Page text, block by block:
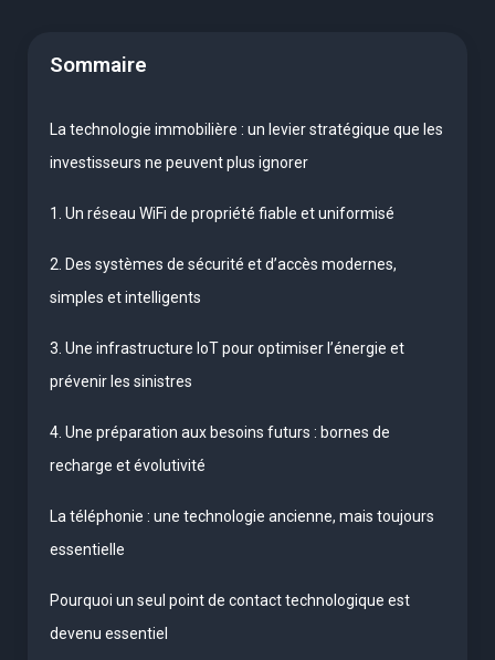
Sommaire
La technologie immobilière : un levier stratégique que les
investisseurs ne peuvent plus ignorer
1. Un réseau WiFi de propriété fiable et uniformisé
2. Des systèmes de sécurité et d’accès modernes,
simples et intelligents
3. Une infrastructure IoT pour optimiser l’énergie et
prévenir les sinistres
4. Une préparation aux besoins futurs : bornes de
recharge et évolutivité
La téléphonie : une technologie ancienne, mais toujours
essentielle
Pourquoi un seul point de contact technologique est
devenu essentiel